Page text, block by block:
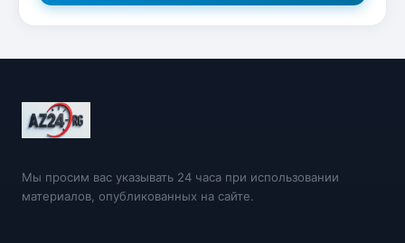
Мы просим вас указывать 24 часа при использовании
материалов, опубликованных на сайте.